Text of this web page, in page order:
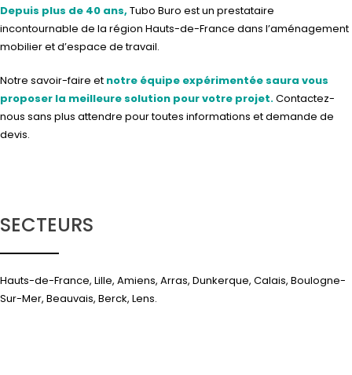
Depuis plus de 40 ans, Tubo Buro est un prestataire
incontournable de la région Hauts-de-France dans l’aménagement
mobilier et d’espace de travail.
Notre savoir-faire et notre équipe expérimentée saura vous
proposer la meilleure solution pour votre projet.Contactez-
nous sans plus attendre pour toutes informations et demande de
devis.
SECTEURS
Hauts-de-France, Lille, Amiens, Arras, Dunkerque, Calais, Boulogne-
Sur-Mer, Beauvais, Berck, Lens.